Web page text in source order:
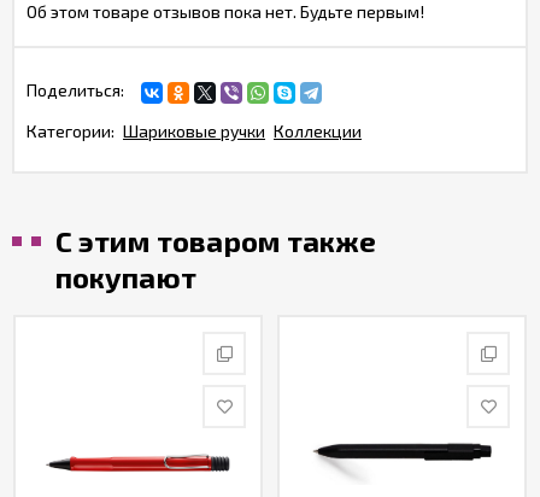
Об этом товаре отзывов пока нет. Будьте первым!
Поделиться:
Категории: Шариковые ручки Коллекции
С этим товаром также
покупают